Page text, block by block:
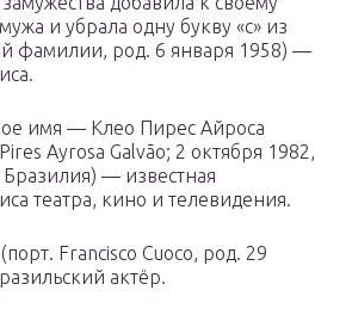
и убрала одну букву «с» из
фамилии, род. 6 января 1958) —
имя — Клео Пирес Айроса
Ayrosa Galvão; 2 октября 1982,
— известная
театра, кино и телевидения.
Francisco Cuoco, род. 29
актёр.